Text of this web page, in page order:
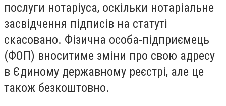
послуги нотаріуса, оскільки нотаріальне
засвідчення підписів на статуті
скасовано. Фізична особа-підприємець
(ФОП) вноситиме зміни про свою адресу
в Єдиному державному реєстрі, але це
також безкоштовно.